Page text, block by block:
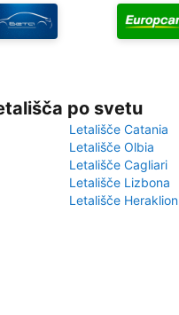
po svetu
Letališče Catania
Letališče Olbia
Letališče Cagliari
Letališče Lizbona
Letališče Heraklion